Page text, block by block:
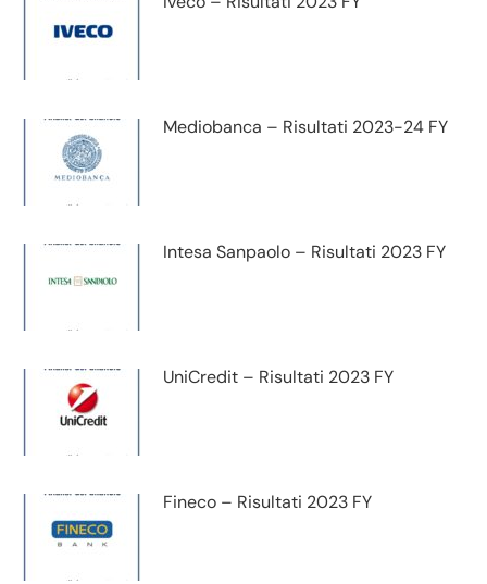
Mediobanca – Risultati 2023-24 FY
Intesa Sanpaolo – Risultati 2023 FY
UniCredit – Risultati 2023 FY
Fineco – Risultati 2023 FY